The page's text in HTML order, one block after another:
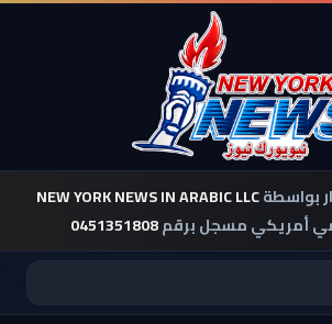
بواسطةNEW YORK NEWS IN ARABIC LLC
أمريكي مسجل برقم0451351808